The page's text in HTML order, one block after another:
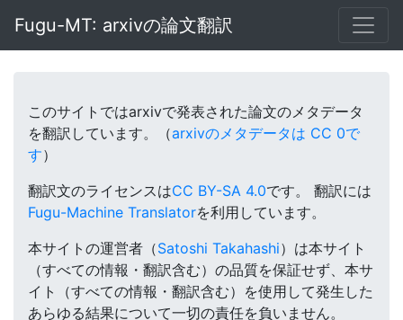
Fugu-MT: arxivの論文翻訳
このサイトではarxivで発表された論文のメタデータ
を翻訳しています。（arxivのメタデータは CC 0で
す）
翻訳文のライセンスはCC BY-SA 4.0です。 翻訳には
Fugu-Machine Translatorを利用しています。
本サイトの運営者（Satoshi Takahashi）は本サイト
（すべての情報・翻訳含む）の品質を保証せず、本サ
イト（すべての情報・翻訳含む）を使用して発生した
あらゆる結果について一切の責任を負いません。